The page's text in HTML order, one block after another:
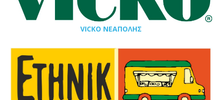
VICKO ΝΕΑΠΟΛΗΣ